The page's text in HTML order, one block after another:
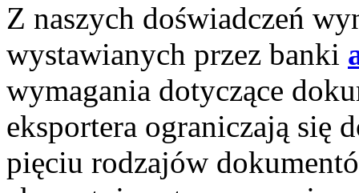
Z naszych doświadczeń
wystawianych przez banki
wymagania dotyczące
eksportera ograniczają się
pięciu rodzajów